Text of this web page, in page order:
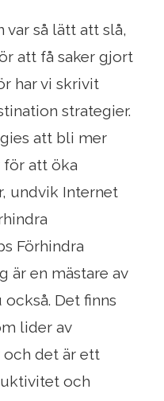
var så lätt att slå,
att få saker gjort
har vi skrivit
strategier.
att bli mer
för att öka
undvik Internet
Förhindra
är en mästare av
också. Det finns
lider av
och det är ett
och